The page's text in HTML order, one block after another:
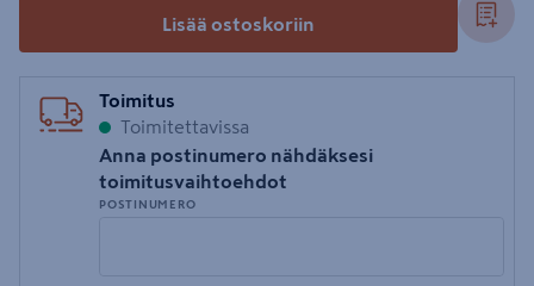
Lisää ostoskoriin
Toimitus
Toimitettavissa
Anna postinumero nähdäksesi
toimitusvaihtoehdot
POSTINUMERO